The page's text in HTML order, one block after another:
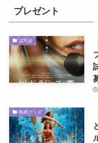
プレゼント
試写会
映画グッズ